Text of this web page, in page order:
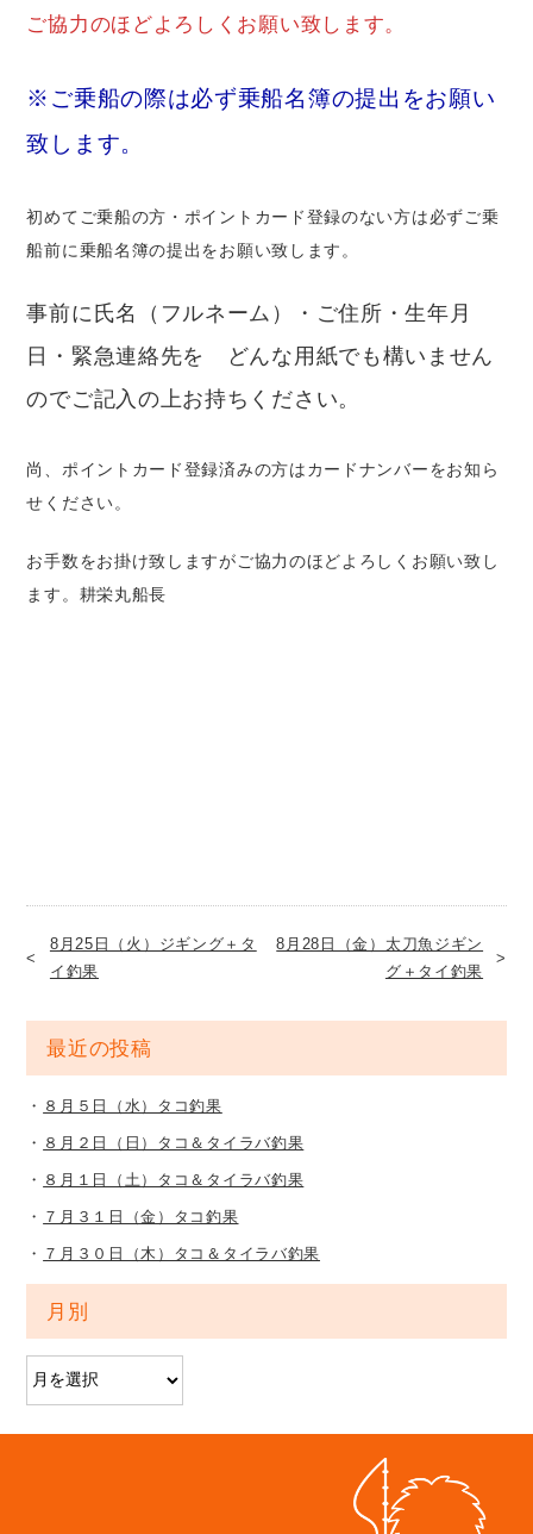
ご協力のほどよろしくお願い致します。
※ご乗船の際は必ず乗船名簿の提出をお願い
致します。
初めてご乗船の方・ポイントカード登録のない方は必ずご乗
船前に乗船名簿の提出をお願い致します。
事前に氏名（フルネーム）・ご住所・生年月
日・緊急連絡先を どんな用紙でも構いません
のでご記入の上お持ちください。
尚、ポイントカード登録済みの方はカードナンバーをお知ら
せください。
お手数をお掛け致しますがご協力のほどよろしくお願い致し
ます。耕栄丸船長
8月25日（火）ジギング＋タ
イ釣果
8月28日（金）太刀魚ジギン
グ＋タイ釣果
最近の投稿
８月５日（水）タコ釣果
８月２日（日）タコ＆タイラバ釣果
８月１日（土）タコ＆タイラバ釣果
７月３１日（金）タコ釣果
７月３０日（木）タコ＆タイラバ釣果
月別